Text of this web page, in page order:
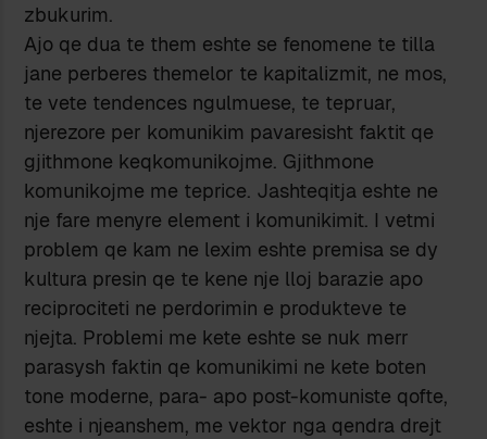
zbukurim.
Ajo qe dua te them eshte se fenomene te tilla
jane perberes themelor te kapitalizmit, ne mos,
te vete tendences ngulmuese, te tepruar,
njerezore per komunikim pavaresisht faktit qe
gjithmone keqkomunikojme. Gjithmone
komunikojme me teprice. Jashteqitja eshte ne
nje fare menyre element i komunikimit. I vetmi
problem qe kam ne lexim eshte premisa se dy
kultura presin qe te kene nje lloj barazie apo
reciprociteti ne perdorimin e produkteve te
njejta. Problemi me kete eshte se nuk merr
parasysh faktin qe komunikimi ne kete boten
tone moderne, para- apo post-komuniste qofte,
eshte i njeanshem, me vektor nga qendra drejt